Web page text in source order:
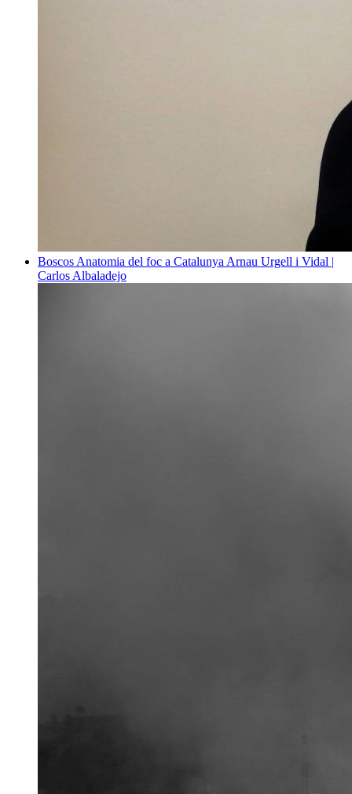
Boscos Anatomia del foc a Catalunya Arnau Urgell i Vidal |
Carlos Albaladejo